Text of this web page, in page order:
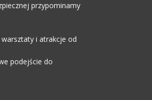
przypominamy
warsztaty i atrakcje od
podejście do